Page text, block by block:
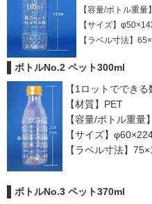
【容量/ボトル重量】
【サイズ】
【ラベル寸法】6
ボトルNo.2 ペット300ml
【1ロットででき
【材質】PET
【容量/ボトル重量
【サイズ】
【ラベル寸法】
ボトルNo.3 ペット370ml